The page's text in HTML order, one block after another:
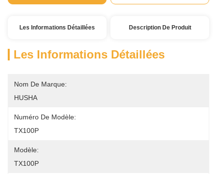
Les Informations Détaillées Description De Produit
Les Informations Détaillées
Nom De Marque:
HUSHA
Numéro De Modèle:
TX100P
Modèle:
TX100P